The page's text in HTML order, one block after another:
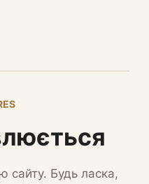
сайту. Будь ласка,